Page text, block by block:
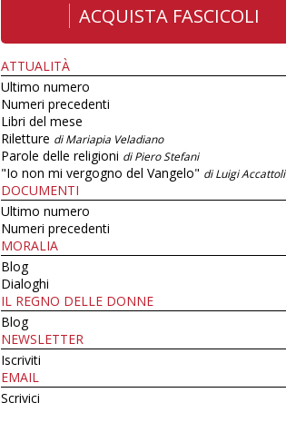
ACQUISTA FASCICOLI
ATTUALITÀ
Ultimo numero
Numeri precedenti
Libri del mese
Riletture di Mariapia Veladiano
Parole delle religioni di Piero Stefani
"Io non mi vergogno del Vangelo" di Luigi Accattoli
DOCUMENTI
Ultimo numero
Numeri precedenti
MORALIA
Blog
Dialoghi
IL REGNO DELLE DONNE
Blog
NEWSLETTER
Iscriviti
EMAIL
Scrivici